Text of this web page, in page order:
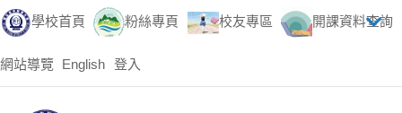
跳到主要內容
學校首頁 粉絲專頁 校友專區 開課資料查詢
網站導覽 English 登入